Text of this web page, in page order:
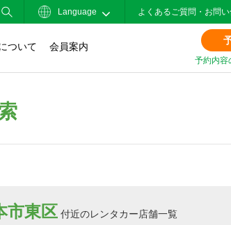
Language よくあるご質問・お問
ついて 会員案内
予約内容
市東区 付近のレンタカー店舗一覧